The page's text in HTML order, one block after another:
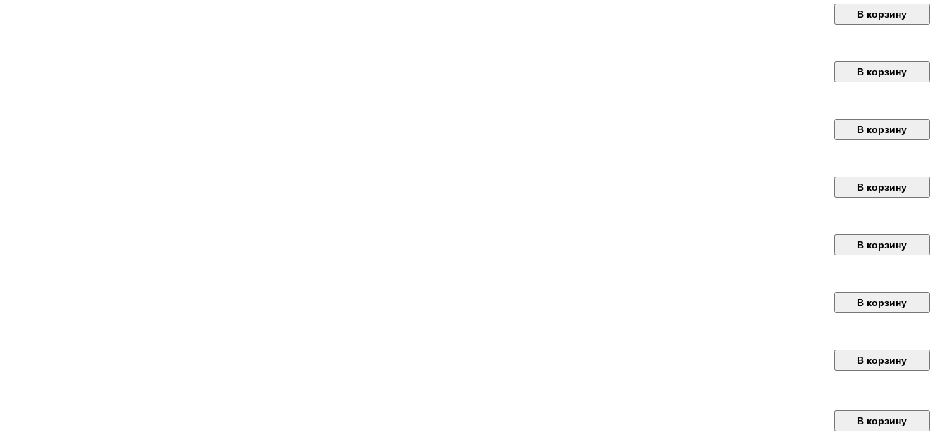
В корзину
В корзину
В корзину
В корзину
В корзину
В корзину
В корзину
В корзину